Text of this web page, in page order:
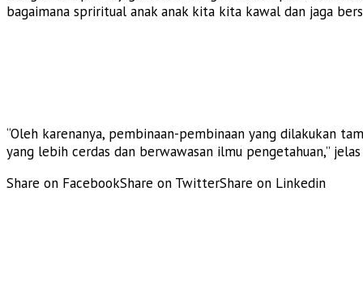
bagaimana spriritual anak anak kita kita kawal dan jaga
“Oleh karenanya, pembinaan-pembinaan yang dilakukan
yang lebih cerdas dan berwawasan ilmu pengetahuan,” jelas
Share on FacebookShare on TwitterShare on Linkedin